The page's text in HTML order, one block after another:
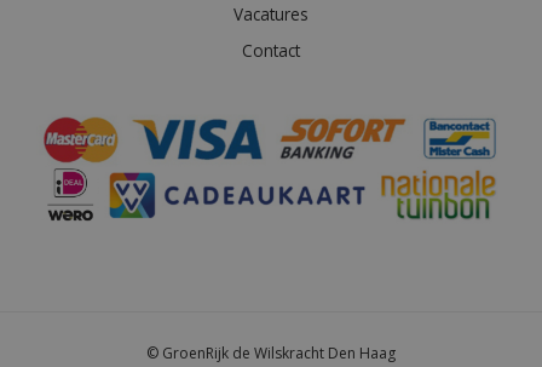
Vacatures
Contact
© GroenRijk de Wilskracht Den Haag